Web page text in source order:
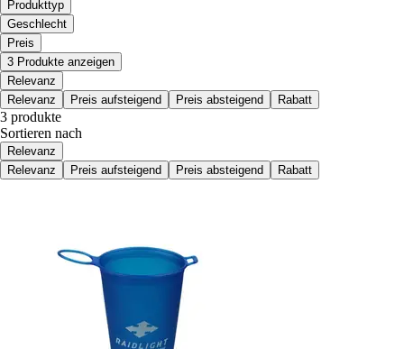
Produkttyp
Geschlecht
Preis
3 Produkte anzeigen
Relevanz
Relevanz
Preis aufsteigend Preis absteigend Rabatt
3 produkte
Sortieren nach
Relevanz
Relevanz
Preis aufsteigend Preis absteigend Rabatt